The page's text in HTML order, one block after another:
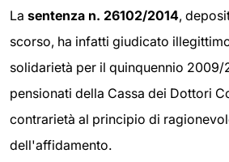
La sentenza n. 26102/2014,
scorso, ha infatti giudicato
solidarietà per il quinquennio 2009/
pensionati della Cassa dei Dottori
contrarietà al principio di
dell'affidamento.